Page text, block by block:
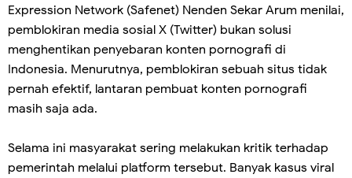
Expression Network (Safenet) Nenden Sekar Arum menilai,
pemblokiran media sosial X (Twitter) bukan solusi
menghentikan penyebaran konten pornografi di
Indonesia. Menurutnya, pemblokiran sebuah situs tidak
pernah efektif, lantaran pembuat konten pornografi
masih saja ada.
Selama ini masyarakat sering melakukan kritik terhadap
pemerintah melalui platform tersebut. Banyak kasus viral